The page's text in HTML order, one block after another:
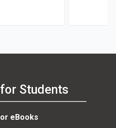
Students
eBooks